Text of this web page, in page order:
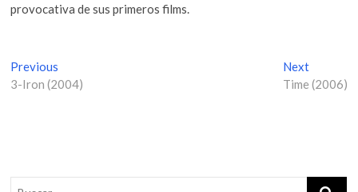
provocativa de sus primeros films.
N
a
g
Previous
r
3-Iron (2004)
NextN
e
Time (2006)